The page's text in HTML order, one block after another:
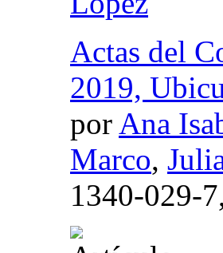
Actas del
2019,
por Ana
Marco,
1340-029-